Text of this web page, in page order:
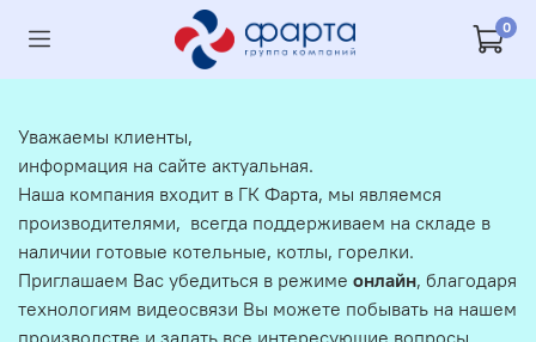
0
Уважаемы клиенты,
информация на сайте актуальная.
Наша компания входит в ГК Фарта, мы являемся
производителями, всегда поддерживаем на складе в
наличии готовые котельные, котлы, горелки.
Приглашаем Вас убедиться в режиме онлайн, благодаря
технологиям видеосвязи Вы можете побывать на нашем
производстве и задать все интересующие вопросы